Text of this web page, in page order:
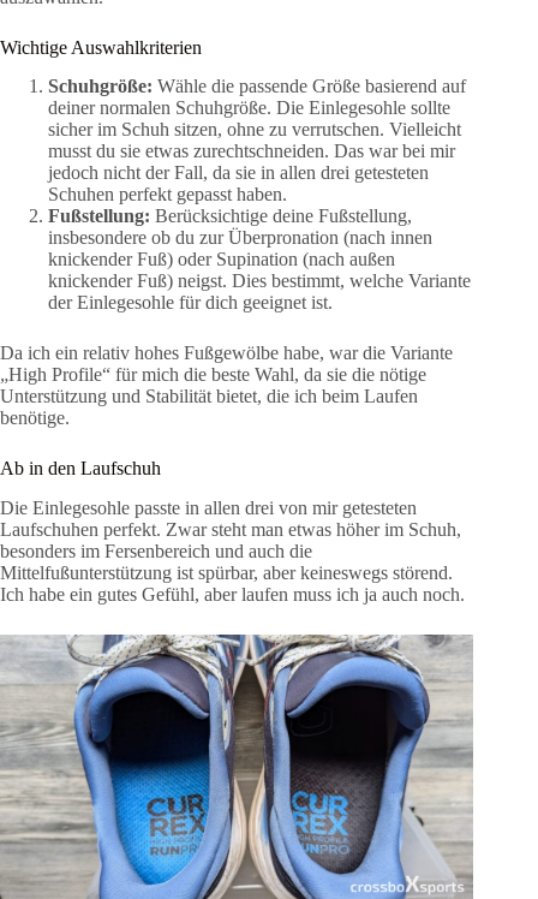
Wichtige Auswahlkriterien
Schuhgröße: Wähle die passende Größe basierend auf
deiner normalen Schuhgröße. Die Einlegesohle sollte
sicher im Schuh sitzen, ohne zu verrutschen. Vielleicht
musst du sie etwas zurechtschneiden. Das war bei mir
jedoch nicht der Fall, da sie in allen drei getesteten
Schuhen perfekt gepasst haben.
Fußstellung: Berücksichtige deine Fußstellung,
insbesondere ob du zur Überpronation (nach innen
knickender Fuß) oder Supination (nach außen
knickender Fuß) neigst. Dies bestimmt, welche Variante
der Einlegesohle für dich geeignet ist.
Da ich ein relativ hohes Fußgewölbe habe, war die Variante
„High Profile“ für mich die beste Wahl, da sie die nötige
Unterstützung und Stabilität bietet, die ich beim Laufen
benötige.
Ab in den Laufschuh
Die Einlegesohle passte in allen drei von mir getesteten
Laufschuhen perfekt. Zwar steht man etwas höher im Schuh,
besonders im Fersenbereich und auch die
Mittelfußunterstützung ist spürbar, aber keineswegs störend.
Ich habe ein gutes Gefühl, aber laufen muss ich ja auch noch.